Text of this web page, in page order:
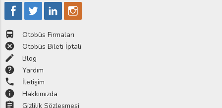
directions_bus Otobüs Firmaları
cancel Otobüs Bileti İptali
edit Blog
help Yardım
phone İletişim
info Hakkımızda
assignment Gizlilik Sözleşmesi